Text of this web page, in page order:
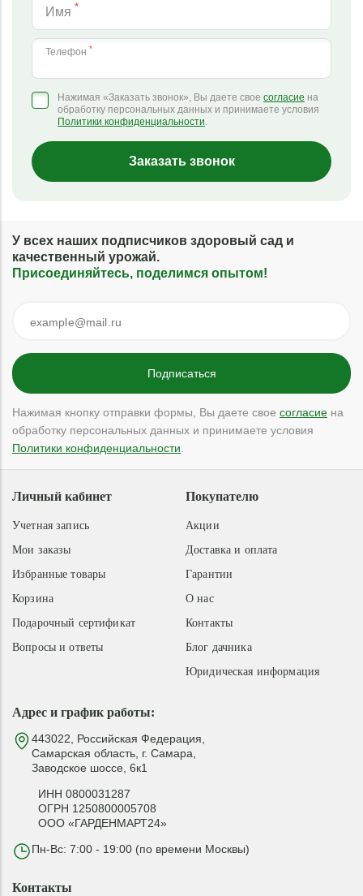
Имя *
Телефон *
Нажимая «Заказать звонок», Вы даете свое согласие на
обработку персональных данных и принимаете условия
Политики конфиденциальности.
Заказать звонок
У всех наших подписчиков здоровый сад и
качественный урожай.
Присоединяйтесь, поделимся опытом!
Нажимая кнопку отправки формы, Вы даете свое согласие на
обработку персональных данных и принимаете условия
Политики конфиденциальности
Адрес и график работы:
443022, Российская Федерация,
Самарская область, г. Самара,
Заводское шоссе, 6к1
ИНН 0800031287
ОГРН 1250800005708
ООО «ГАРДЕНМАРТ24»
Пн-Вс: 7:00 - 19:00 (по времени Москвы)
Покупателю
Акции
Доставка и оплата
Гарантии
О нас
Контакты
Блог дачника
Юридическая информация
Личный кабинет
Учетная запись
Мои заказы
Избранные товары
Корзина
Подарочный сертификат
Вопросы и ответы
Контакты